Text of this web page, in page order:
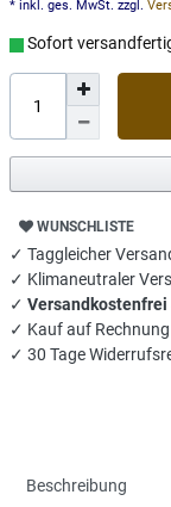
* inkl. ges. MwSt. zzgl.
Sofort
WUNSCHLISTE
✓ Taggleicher
✓ Klimaneutraler
✓ Versandkostenfrei
✓ Kauf auf Rechnung
✓ 30 Tage
Beschreibung